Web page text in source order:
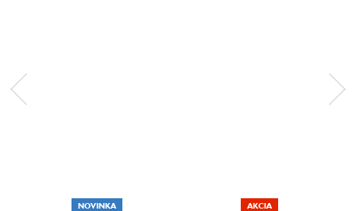
NOVINKA AKCIA